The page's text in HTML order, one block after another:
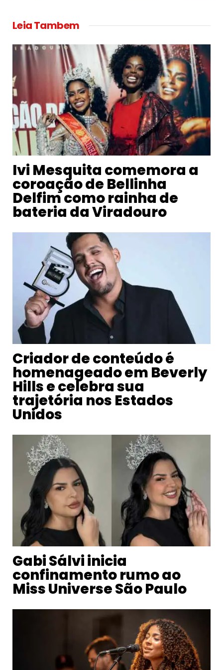
Leia Tambem
Ivi Mesquita comemora a
coroação de Bellinha
Delfim como rainha de
bateria da Viradouro
Criador de conteúdo é
homenageado em Beverly
Hills e celebra sua
trajetória nos Estados
Unidos
Gabi Sálvi inicia
confinamento rumo ao
Miss Universe São Paulo